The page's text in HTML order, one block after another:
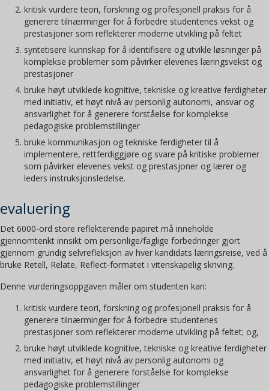
kritisk vurdere teori, forskning og profesjonell praksis for å
generere tilnærminger for å forbedre studentenes vekst og
prestasjoner som reflekterer moderne utvikling på feltet
syntetisere kunnskap for å identifisere og utvikle løsninger på
komplekse problemer som påvirker elevenes læringsvekst og
prestasjoner
bruke høyt utviklede kognitive, tekniske og kreative ferdigheter
med initiativ, et høyt nivå av personlig autonomi, ansvar og
ansvarlighet for å generere forståelse for komplekse
pedagogiske problemstillinger
bruke kommunikasjon og tekniske ferdigheter til å
implementere, rettferdiggjøre og svare på kritiske problemer
som påvirker elevenes vekst og prestasjoner og lærer og
leders instruksjonsledelse.
evaluering
Det 6000-ord store reflekterende papiret må inneholde
gjennomtenkt innsikt om personlige/faglige forbedringer gjort
gjennom grundig selvrefleksjon av hver kandidats læringsreise, ved å
bruke Retell, Relate, Reflect-formatet i vitenskapelig skriving.
Denne vurderingsoppgaven måler om studenten kan:
kritisk vurdere teori, forskning og profesjonell praksis for å
generere tilnærminger for å forbedre studentenes
prestasjoner som reflekterer moderne utvikling på feltet; og,
bruke høyt utviklede kognitive, tekniske og kreative ferdigheter
med initiativ, et høyt nivå av personlig autonomi og
ansvarlighet for å generere forståelse for komplekse
pedagogiske problemstillinger